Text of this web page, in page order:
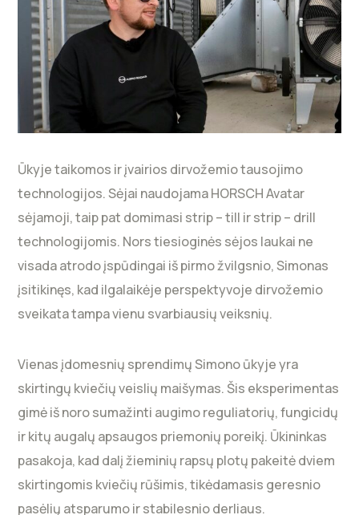
Ūkyje taikomos ir įvairios dirvožemio tausojimo
technologijos. Sėjai naudojama HORSCH Avatar
sėjamoji, taip pat domimasi strip – till ir strip – drill
technologijomis. Nors tiesioginės sėjos laukai ne
visada atrodo įspūdingai iš pirmo žvilgsnio, Simonas
įsitikinęs, kad ilgalaikėje perspektyvoje dirvožemio
sveikata tampa vienu svarbiausių veiksnių.
Vienas įdomesnių sprendimų Simono ūkyje yra
skirtingų kviečių veislių maišymas. Šis eksperimentas
gimė iš noro sumažinti augimo reguliatorių, fungicidų
ir kitų augalų apsaugos priemonių poreikį. Ūkininkas
pasakoja, kad dalį žieminių rapsų plotų pakeitė dviem
skirtingomis kviečių rūšimis, tikėdamasis geresnio
pasėlių atsparumo ir stabilesnio derliaus.